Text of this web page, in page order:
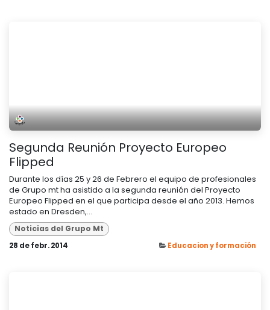
Segunda Reunión Proyecto Europeo
Flipped
Durante los días 25 y 26 de Febrero el equipo de profesionales
de Grupo mt ha asistido a la segunda reunión del Proyecto
Europeo Flipped en el que participa desde el año 2013. Hemos
estado en Dresden,...
Noticias del Grupo Mt
28 de febr. 2014 Educacion y formación